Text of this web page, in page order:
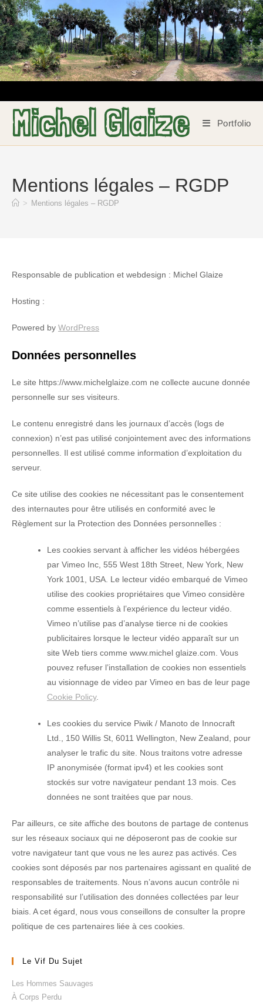
Skip
to
content
Michel Glaize Portfolio
Mentions légales – RGDP
> Mentions légales – RGDP
Responsable de publication et webdesign : Michel Glaize
Hosting :
Powered by WordPress
Données personnelles
Le site https://www.michelglaize.com ne collecte aucune donnée
personnelle sur ses visiteurs.
Le contenu enregistré dans les journaux d’accès (logs de
connexion) n’est pas utilisé conjointement avec des informations
personnelles. Il est utilisé comme information d’exploitation du
serveur.
Ce site utilise des cookies ne nécessitant pas le consentement
des internautes pour être utilisés en conformité avec le
Règlement sur la Protection des Données personnelles :
Les cookies servant à afficher les vidéos hébergées
par Vimeo Inc, 555 West 18th Street, New York, New
York 1001, USA. Le lecteur vidéo embarqué de Vimeo
utilise des cookies propriétaires que Vimeo considère
comme essentiels à l’expérience du lecteur vidéo.
Vimeo n’utilise pas d’analyse tierce ni de cookies
publicitaires lorsque le lecteur vidéo apparaît sur un
site Web tiers comme www.michel glaize.com. Vous
pouvez refuser l’installation de cookies non essentiels
au visionnage de video par Vimeo en bas de leur page
Cookie Policy.
Les cookies du service Piwik / Manoto de Innocraft
Ltd., 150 Willis St, 6011 Wellington, New Zealand, pour
analyser le trafic du site. Nous traitons votre adresse
IP anonymisée (format ipv4) et les cookies sont
stockés sur votre navigateur pendant 13 mois. Ces
données ne sont traitées que par nous.
Par ailleurs, ce site affiche des boutons de partage de contenus
sur les réseaux sociaux qui ne déposeront pas de cookie sur
votre navigateur tant que vous ne les aurez pas activés. Ces
cookies sont déposés par nos partenaires agissant en qualité de
responsables de traitements. Nous n’avons aucun contrôle ni
responsabilité sur l’utilisation des données collectées par leur
biais. A cet égard, nous vous conseillons de consulter la propre
politique de ces partenaires liée à ces cookies.
Le Vif Du Sujet
Les Hommes Sauvages
À Corps Perdu